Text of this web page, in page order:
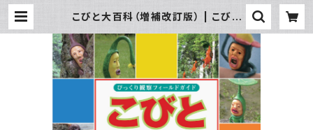
こびと大百科（増補改訂版） | こびと